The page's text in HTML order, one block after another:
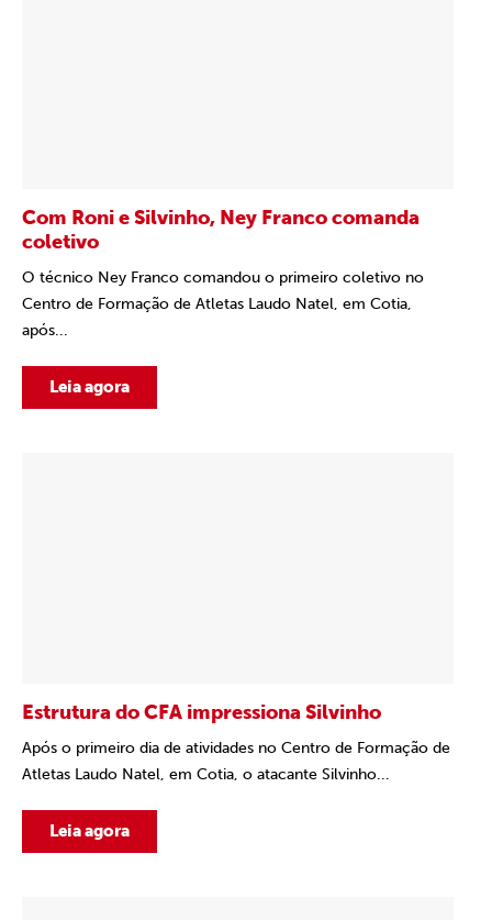
Com Roni e Silvinho, Ney Franco comanda
coletivo
O técnico Ney Franco comandou o primeiro coletivo no
Centro de Formação de Atletas Laudo Natel, em Cotia,
após...
Leia agora
Estrutura do CFA impressiona Silvinho
Após o primeiro dia de atividades no Centro de Formação de
Atletas Laudo Natel, em Cotia, o atacante Silvinho...
Leia agora